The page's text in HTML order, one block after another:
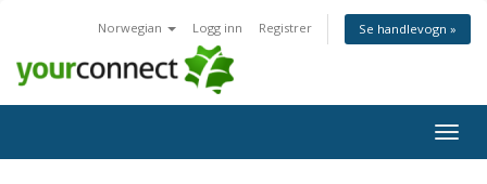
Norwegian Logg inn Registrer Se handlevogn »
Bytt